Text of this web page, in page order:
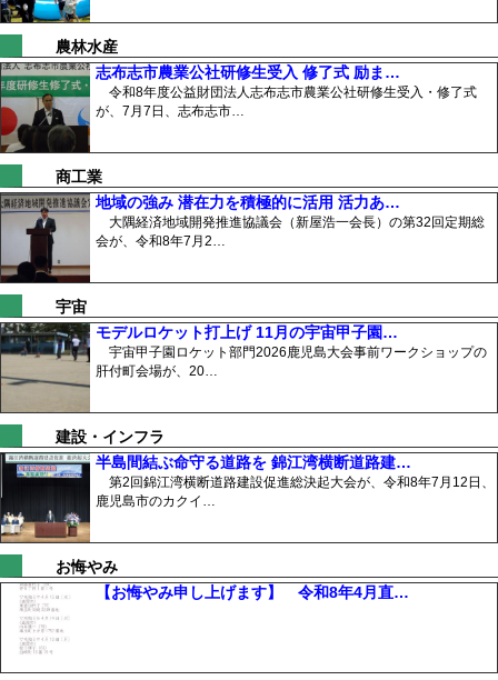
農林水産
志布志市農業公社研修生受入 修了式 励ま…
令和8年度公益財団法人志布志市農業公社研修生受入・修了式
が、7月7日、志布志市…
商工業
地域の強み 潜在力を積極的に活用 活力あ…
大隅経済地域開発推進協議会（新屋浩一会長）の第32回定期総
会が、令和8年7月2…
宇宙
モデルロケット打上げ 11月の宇宙甲子園…
宇宙甲子園ロケット部門2026鹿児島大会事前ワークショップの
肝付町会場が、20…
建設・インフラ
半島間結ぶ命守る道路を 錦江湾横断道路建…
第2回錦江湾横断道路建設促進総決起大会が、令和8年7月12日、
鹿児島市のカクイ…
お悔やみ
【お悔やみ申し上げます】 令和8年4月直…